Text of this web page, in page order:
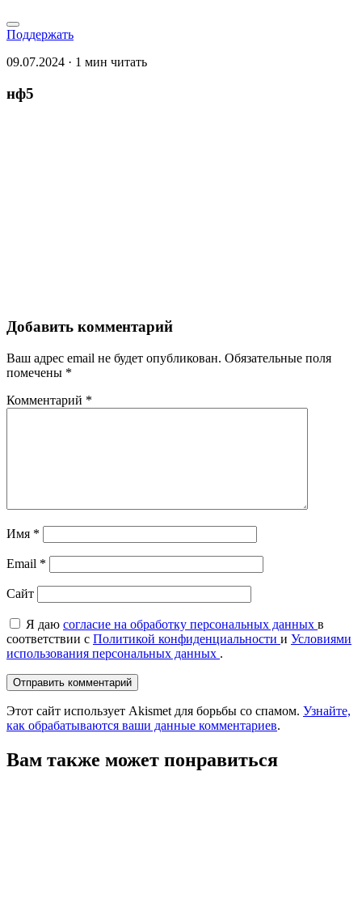
Поддержать
09.07.2024 · 1 мин читать
нф5
Добавить комментарий
Ваш адрес email не будет опубликован. Обязательные поля
помечены *
Комментарий *
Имя *
Email *
Сайт
Я даю согласие на обработку персональных данных в
соответствии с Политикой конфиденциальности и Условиями
использования персональных данных .
Этот сайт использует Akismet для борьбы со спамом. Узнайте,
как обрабатываются ваши данные комментариев.
Вам также может понравиться